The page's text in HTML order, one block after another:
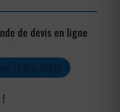
de devis en ligne